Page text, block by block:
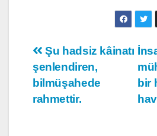
Yazı
gezinmesi
bir
Şu hadsiz kâinatı
şenlendiren,
bilmüşahede
rahmettir.